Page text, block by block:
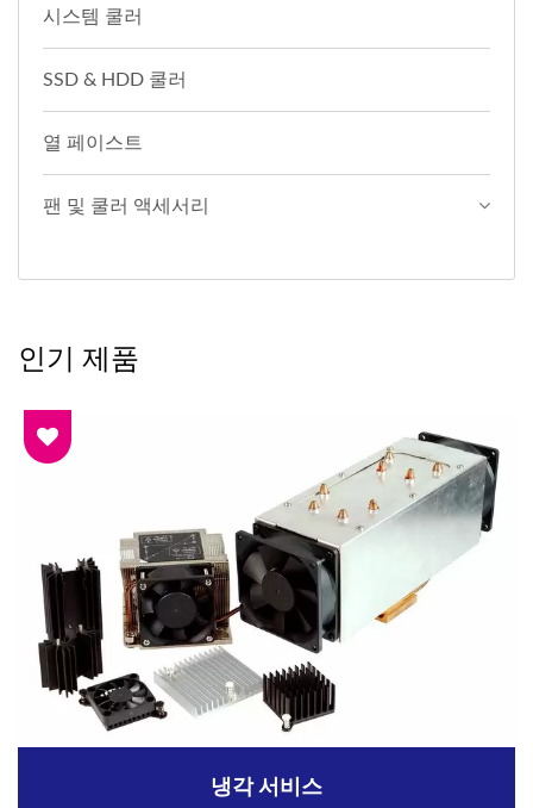
시스템 쿨러
SSD & HDD 쿨러
열 페이스트
팬 및 쿨러 액세서리
인기 제품
냉각 서비스